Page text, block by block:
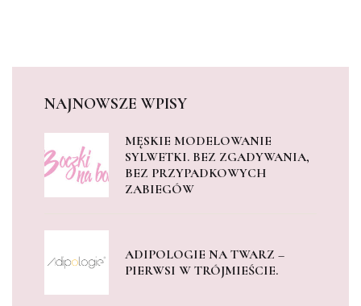
NAJNOWSZE WPISY
MĘSKIE MODELOWANIE
SYLWETKI. BEZ ZGADYWANIA,
BEZ PRZYPADKOWYCH
ZABIEGÓW
ADIPOLOGIE NA TWARZ –
PIERWSI W TRÓJMIEŚCIE.